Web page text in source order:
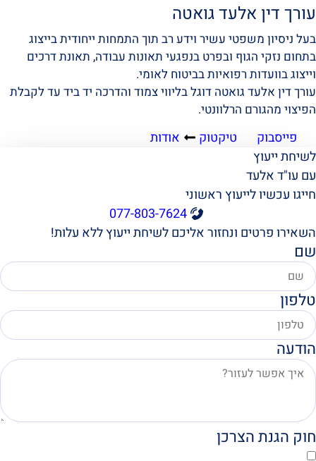
עורך דין אלעד גואטה
בעל ניסיון משפטי עשיר וידע רב תוך התמחות ייחודית בייצוג
בתחום נזקי הגוף ובפרט בנפגעי תאונות עבודה, תאונת דרכים
וייצוג בוועדות רפואיות בביטוח לאומי.
עורך דין אלעד גואטה דוגל בליווי צמוד והדרכה יד ביד עד לקבלת
הפיצוי מהגורם הרלוונטי.
פייסבוק טיקטוק
אודות
לשיחת ייעוץ
עם עו"ד אלעד
חייגו עכשיו לייעוץ ראשוני
077-803-7624
השאירו פרטים ונחזור אליכם לשיחת ייעוץ ללא עלות!
שם
טלפון
הודעה
חוק הגנת הצרכן